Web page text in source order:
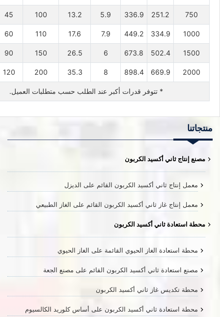
750
251.2
336.9
5.9
13.2
100
45
1000
334.9
449.2
7.9
17.6
110
60
1500
502.4
673.8
6
26.5
150
90
2000
669.9
898.4
8
35.3
200
120
* تتوفر قدرات أكبر عند الطلب حسب متطلبات العميل.
منتجاتنا
مصنع إنتاج ثاني أكسيد الكربون
معمل إنتاج ثاني أكسيد الكربون القائم على الديزل
معمل إنتاج غاز ثاني أكسيد الكربون القائم على الغاز الطبيعي
محطة استعادة ثاني أكسيد الكربون
محطة استعادة الغاز الحيوي القائمة على الغاز الحيوي
مصنع استعادة ثاني أكسيد الكربون القائم على مصنع الجعة
محطة تكديس غاز ثاني أكسيد الكربون
محطة استعادة ثاني أكسيد الكربون على أساس كلوريد الكالسيوم